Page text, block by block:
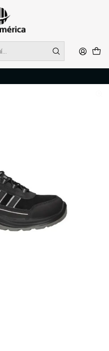
EN TIENDA, DESDE
ZAPATOS DE SEGURIDAD
P352ND N°37